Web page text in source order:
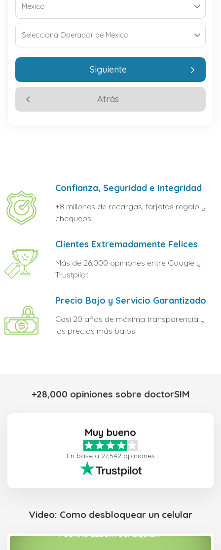
Atrás
Siguiente
Confianza, Seguridad e Integridad
+8 millones de recargas, tarjetas regalo y
chequeos
Clientes Extremadamente Felices
Más de 26,000 opiniones entre Google y
Trustpilot
Precio Bajo y Servicio Garantizado
Casi 20 años de máxima transparencia y
los precios más bajos
+28,000 opiniones sobre doctorSIM
Muy bueno
En base a 27,542 opiniones
Video: Como desbloquear un celular